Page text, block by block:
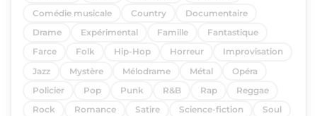
Comédie musicale
Country
Documentaire
Drame
Expérimental Famille
Fantastique
Farce
Folk Hip-Hop Horreur
Improvisation
Jazz
Mystère Mélodrame Métal
Opéra
Policier
Pop Punk R&B Rap
Reggae
Rock
Romance Satire Science-fiction
Soul